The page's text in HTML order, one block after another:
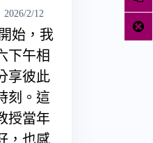
2026/2/12
始，我
下午相
享彼此
刻。這
授當年
，也感